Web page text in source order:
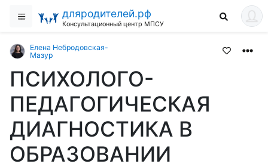
дляродителей.рф
Консультационный центр МПСУ
Елена Небродовская-
Мазур
ПСИХОЛОГО-
ПЕДАГОГИЧЕСКАЯ
ДИАГНОСТИКА В
ОБРАЗОВАНИИ